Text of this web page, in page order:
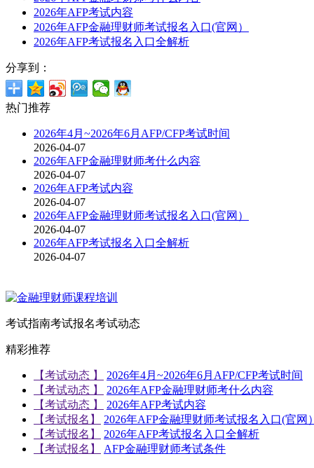
2026年AFP考试内容
2026年AFP金融理财师考试报名入口(官网）
2026年AFP考试报名入口全解析
分享到：
热门推荐
2026年4月~2026年6月AFP/CFP考试时间
2026-04-07
2026年AFP金融理财师考什么内容
2026-04-07
2026年AFP考试内容
2026-04-07
2026年AFP金融理财师考试报名入口(官网）
2026-04-07
2026年AFP考试报名入口全解析
2026-04-07
考试指南考试报名考试动态
精彩推荐
【考试动态 】
2026年4月~2026年6月AFP/CFP考试时间
【考试动态 】
2026年AFP金融理财师考什么内容
【考试动态 】
2026年AFP考试内容
【考试报名】
2026年AFP金融理财师考试报名入口(官网）
【考试报名】
2026年AFP考试报名入口全解析
【考试报名】
AFP金融理财师考试条件